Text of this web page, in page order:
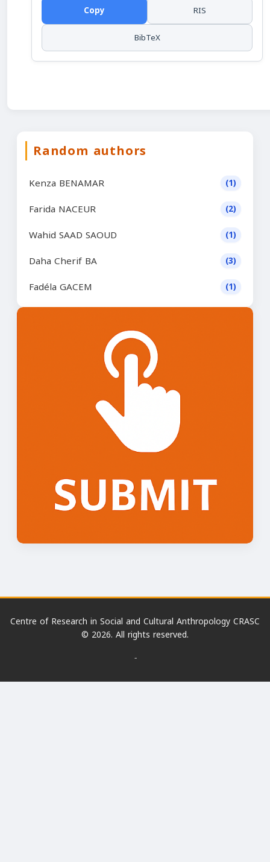
Copy
RIS
BibTeX
Random authors
Kenza BENAMAR (1)
Farida NACEUR (2)
Wahid SAAD SAOUD (1)
Daha Cherif BA (3)
Fadéla GACEM (1)
Centre of Research in Social and Cultural Anthropology CRASC
© 2026. All rights reserved.
-